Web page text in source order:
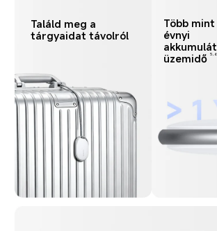
Találd meg a
tárgyaidat távolról
Több
évnyi
üzemidő 5,6